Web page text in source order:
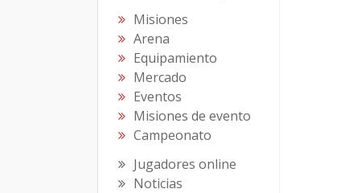
Misiones
Arena
Equipamiento
Mercado
Eventos
Misiones de evento
Campeonato
Jugadores online
Noticias